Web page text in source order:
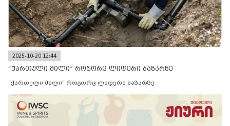
2025-10-20 12:44
“ქართული მილი” როგორც ლიდერი ბაზარზე
“ქართული მილი” როგორც ლიდერი ბაზარზე